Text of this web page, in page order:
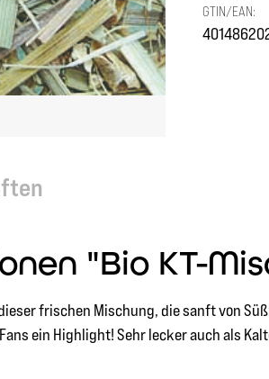
GTIN/EAN:
"Bio KT-
frischen Mischung, die sanft von
ein Highlight! Sehr lecker auch als